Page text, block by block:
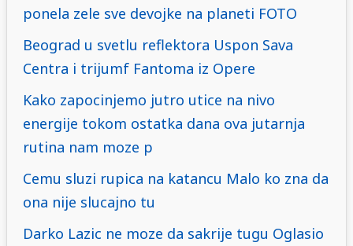
ponela zele sve devojke na planeti FOTO
Beograd u svetlu reflektora Uspon Sava
Centra i trijumf Fantoma iz Opere
Kako zapocinjemo jutro utice na nivo
energije tokom ostatka dana ova jutarnja
rutina nam moze p
Cemu sluzi rupica na katancu Malo ko zna da
ona nije slucajno tu
Darko Lazic ne moze da sakrije tugu Oglasio